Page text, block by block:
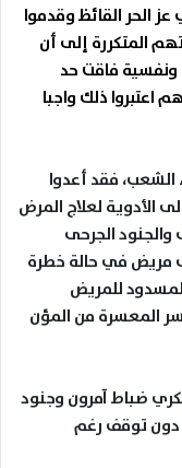
الحر القائظ وقدموا
المتكررة إلى أن
ونفسية فاقت حد
اعتبروا ذلك واجبا
الشعب، فقد أعدوا
الأدوية لعلاج المرض
والجنود الجرحى
مريض في حالة خطرة
للمريض
المعسرة من المؤن
ضباط آمرون وجنود
دون توقف رغم